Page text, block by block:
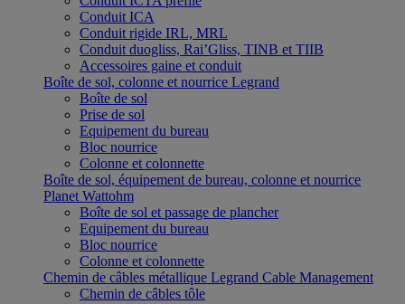
Conduit ICA
Conduit rigide IRL, MRL
Conduit duogliss, Rai’Gliss, TINB et TIIB
Accessoires gaine et conduit
Boîte de sol, colonne et nourrice Legrand
Boîte de sol
Prise de sol
Equipement du bureau
Bloc nourrice
Colonne et colonnette
Boîte de sol, équipement de bureau, colonne et nourrice
Planet Wattohm
Boîte de sol et passage de plancher
Equipement du bureau
Bloc nourrice
Colonne et colonnette
Chemin de câbles métallique Legrand Cable Management
Chemin de câbles tôle